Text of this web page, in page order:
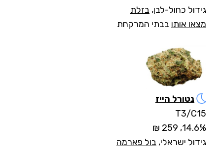
גידול כחול-לבן, בזלת
מצאו אותו בבתי המרקחת
נטורל הייז
T3/C15
14.6%, 259 ₪
גידול ישראלי, בול פארמה